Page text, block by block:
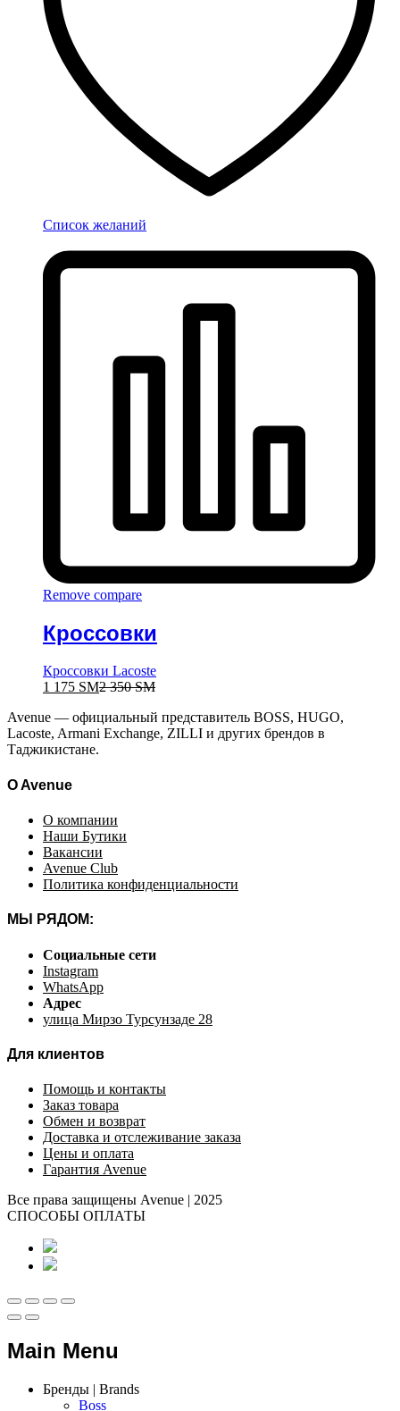
Список желаний
Remove compare
Кроссовки
Кроссовки Lacoste
1 175 ЅМ2 350ЅМ
Avenue — официальный представитель BOSS, HUGO,
Lacoste, Armani Exchange, ZILLI и других брендов в
Таджикистане.
O Avenue
О компании
Наши Бутики
Вакансии
Avenue Club
Политика конфиденциальности
МЫ РЯДОМ:
Социальные сети
Instagram
WhatsApp
Адрес
улица Мирзо Турсунзаде 28
Для клиентов
Помощь и контакты
Заказ товара
Обмен и возврат
Доставка и отслеживание заказа
Цены и оплата
Гарантия Avenue
Все права защищены Avenue | 2025
СПОСОБЫ ОПЛАТЫ
Main Menu
Бренды | Brands
Boss